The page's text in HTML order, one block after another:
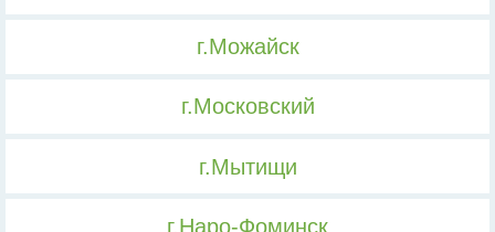
г.Можайск
г.Московский
г.Мытищи
г.Наро-Фоминск